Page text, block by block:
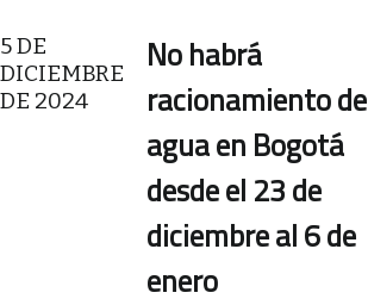
5 DE
DICIEMBRE
DE 2024
No habrá
racionamiento de
agua en Bogotá
desde el 23 de
diciembre al 6 de
enero